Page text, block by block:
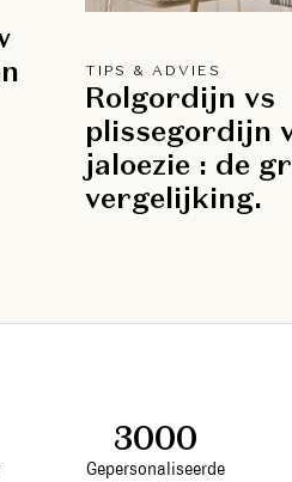
TIPS & ADVIES
Rolgordijn vs
plissegordijn
jaloezie : de
vergelijking.
3000
Gepersonaliseerde